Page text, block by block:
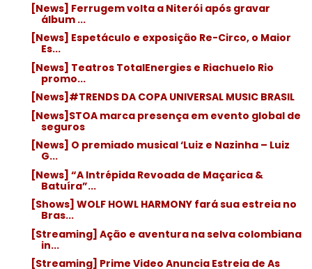
[News] Ferrugem volta a Niterói após gravar
álbum ...
[News] Espetáculo e exposição Re-Circo, o Maior
Es...
[News] Teatros TotalEnergies e Riachuelo Rio
promo...
[News]#TRENDS DA COPA UNIVERSAL MUSIC BRASIL
[News]STOA marca presença em evento global de
seguros
[News] O premiado musical ‘Luiz e Nazinha – Luiz
G...
[News] “A Intrépida Revoada de Maçarica &
Batuíra”...
[Shows] WOLF HOWL HARMONY fará sua estreia no
Bras...
[Streaming] Ação e aventura na selva colombiana
in...
[Streaming] Prime Video Anuncia Estreia de As